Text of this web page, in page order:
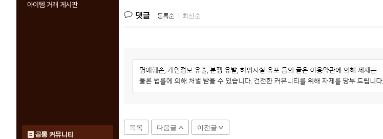
아이템 거래 게시판
공통 커뮤니티
댓글 등록순 최신순
목록 다음글 이전글